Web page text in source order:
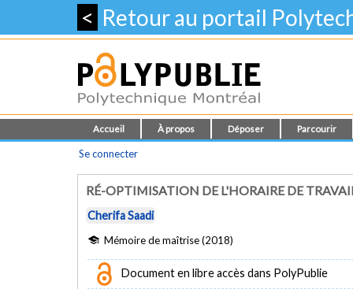
< Retour au portail
Accueil À propos Déposer Parcourir
Se connecter
RÉ-OPTIMISATION DE L'HORAIRE DE
Cherifa Saadi
Mémoire de maîtrise (2018)
Document en libre accès dans PolyPublie